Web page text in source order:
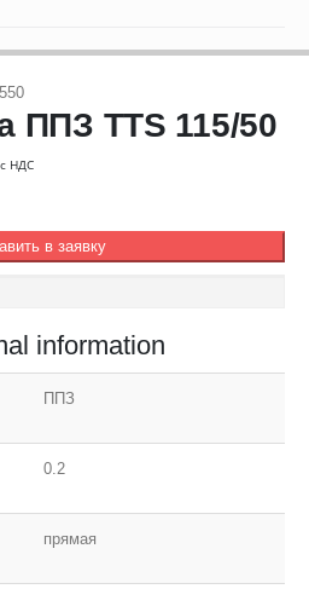
ППЗ TTS 115/50
НДС
в заявку
information
ППЗ
0.2
прямая